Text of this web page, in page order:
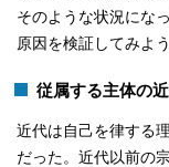
そのような状況にな
原因を検証してみよう
従属する主体の
近代は自己を律する
だった。近代以前の